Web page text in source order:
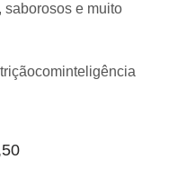
saborosos e muito